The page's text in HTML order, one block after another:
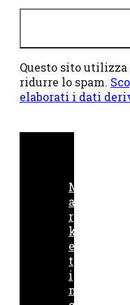
Questo sito
ridurre lo spam.
elaborati i dati
M
a
r
k
e
t
i
n